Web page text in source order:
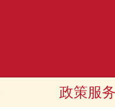
政策服务